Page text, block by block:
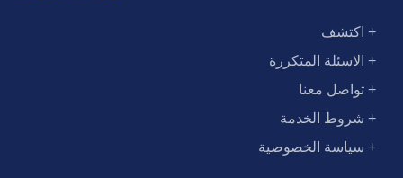
+ اكتشف
+ الاسئلة المتكررة
+ تواصل معنا
+ شروط الخدمة
+ سياسة الخصوصية